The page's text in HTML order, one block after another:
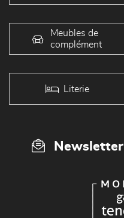
Meubles de
complément
Literie
Newsletter